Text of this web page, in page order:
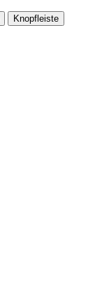
Knopfleiste